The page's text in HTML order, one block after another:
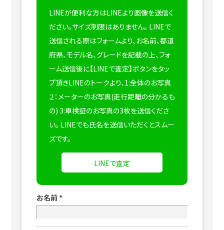
LINEが便利な方はLINEより画像を送信く
ださい。サイズ制限はありません。 LINEで
送信される際はフォームより、お名前、都道
府県、モデル名、グレードを記載の上、フォ
ーム送信後に【LINEで査定】ボタンをタッ
プ頂きLINEのトークより、1:全体のお写真
２：メーターのお写真(走行距離の分かるも
の) 3:車検証のお写真の3枚を送信くださ
い。 LINEでも氏名を送信いただくとスムー
ズです。
LINEで査定
お名前 *